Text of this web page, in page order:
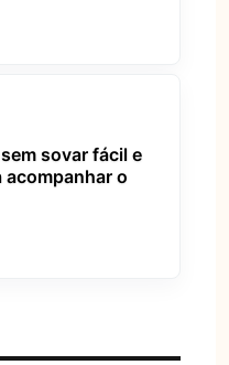
sovar fácil e
o